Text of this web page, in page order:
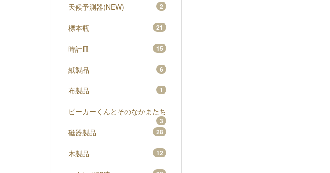
天候予測器(NEW) 2
標本瓶 21
時計皿 15
紙製品 6
布製品 1
ビーカーくんとそのなかまたち
3
磁器製品 28
木製品 12